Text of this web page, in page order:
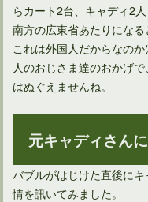
らカート2台、キャディ2人
南方の広東省あたりになる
これは外国人だからなの
人のおじさま達のおかげ
はぬぐえませんね。
元キャディさん
バブルがはじけた直後に
情を訊いてみました。